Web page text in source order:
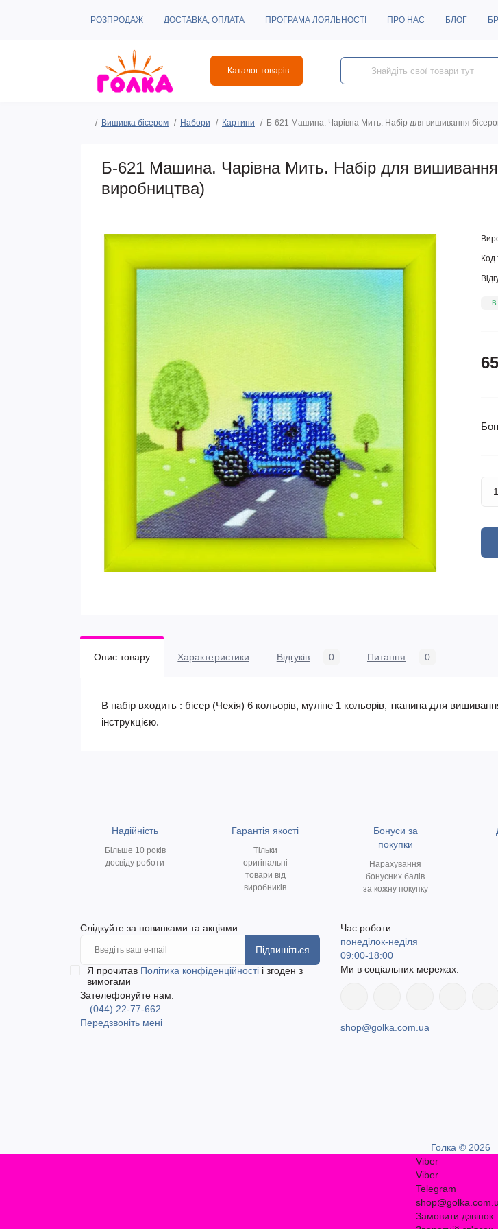
РОЗПРОДАЖ ДОСТАВКА, ОПЛАТА ПРОГРАМА ЛОЯЛЬНОСТІ ПРО НАС БЛОГ
Каталог товарів
Вишивка бісером Набори Картини Б-621 Машина. Чарівна Мить. Набір для вишивання
Б-621 Машина. Чарівна Мить. Набір для
виробництва)
Код
В
Опис товару Характеристики Відгуків 0 Питання 0
В набір входить : бісер (Чехія) 6 кольорів, муліне 1 кольорів, тканина для
інструкцією.
Надійність
Більше 10 років
досвіду роботи
Гарантія якості
Тільки
оригінальні
товари від
виробників
Бонуси за
покупки
Нарахування
бонусних балів
за кожну покупку
Слідкуйте за новинками та акціями:
Підпишіться
Я прочитав Політика конфіденційності і згоден з
вимогами
Зателефонуйте нам:
(044) 22-77-662
Передзвоніть мені
Час роботи
понеділок-неділя
09:00-18:00
Ми в соціальних мережах:
shop@golka.com.ua
Голка © 2026
Viber
Viber
Telegram
Замовити дзвінок